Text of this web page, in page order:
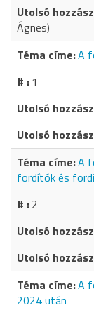
Ágnes)
A
1
A
fordítók és
2
A
2024 után